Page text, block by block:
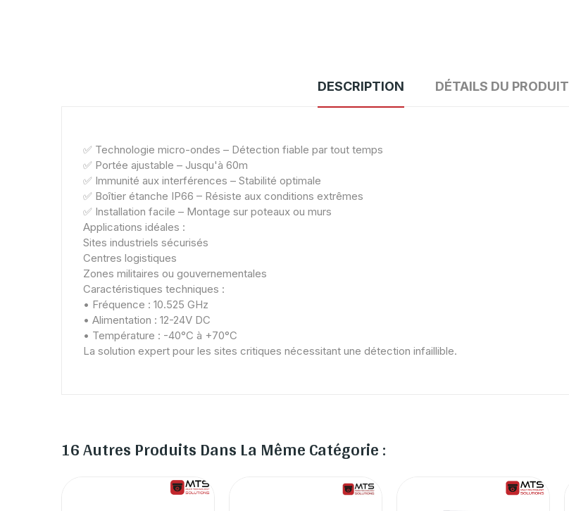
DESCRIPTION DÉTAILS DU PRODUIT
✅ Technologie micro-ondes – Détection fiable par tout temps
✅ Portée ajustable – Jusqu'à 60m
✅ Immunité aux interférences – Stabilité optimale
✅ Boîtier étanche IP66 – Résiste aux conditions extrêmes
✅ Installation facile – Montage sur poteaux ou murs
Applications idéales :
Sites industriels sécurisés
Centres logistiques
Zones militaires ou gouvernementales
Caractéristiques techniques :
• Fréquence : 10.525 GHz
• Alimentation : 12-24V DC
• Température : -40°C à +70°C
La solution expert pour les sites critiques nécessitant une détection infaillible.
16 Autres Produits Dans La Même Catégorie :